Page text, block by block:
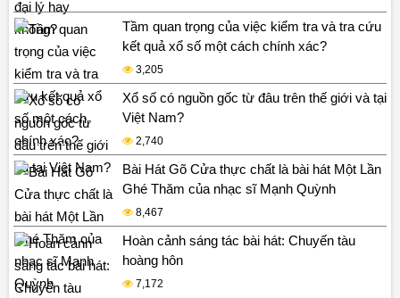
Tầm quan trọng của việc kiểm tra và tra cứu
kết quả xổ số một cách chính xác?
3,205
Xổ số có nguồn gốc từ đâu trên thế giới và tại
Việt Nam?
2,740
Bài Hát Gõ Cửa thực chất là bài hát Một Lần
Ghé Thăm của nhạc sĩ Mạnh Quỳnh
8,467
Hoàn cảnh sáng tác bài hát: Chuyến tàu
hoàng hôn
7,172